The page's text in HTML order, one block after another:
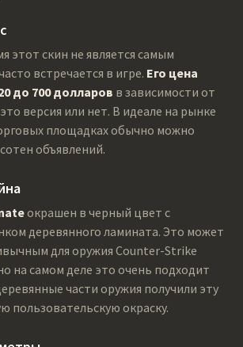
этот скин не является самым
встречается в игре. Его цена
до 700 долларов в зависимости от
версия или нет. В идеале на рынке
площадках обычно можно
объявлений.
окрашен в черный цвет с
деревянного ламината. Это может
для оружия Counter-Strike
на самом деле это очень подходит
части оружия получили эту
пользовательскую окраску.